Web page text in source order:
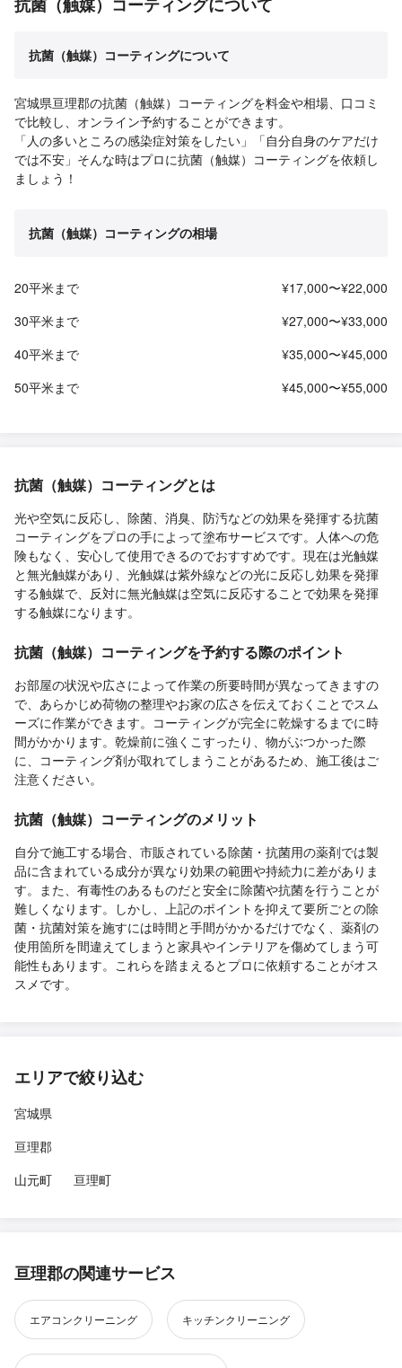
抗菌（触媒）コーティングについて
宮城県亘理郡の抗菌（触媒）コーティングを料金や相場、口コミ
で比較し、オンライン予約することができます。
「人の多いところの感染症対策をしたい」「自分自身のケアだけ
では不安」そんな時はプロに抗菌（触媒）コーティングを依頼し
ましょう！
抗菌（触媒）コーティングの相場
20平米まで
¥17,000〜¥22,000
30平米まで
¥27,000〜¥33,000
40平米まで
¥35,000〜¥45,000
50平米まで
¥45,000〜¥55,000
抗菌（触媒）コーティングとは
光や空気に反応し、除菌、消臭、防汚などの効果を発揮する抗菌
コーティングをプロの手によって塗布サービスです。人体への危
険もなく、安心して使用できるのでおすすめです。現在は光触媒
と無光触媒があり、光触媒は紫外線などの光に反応し効果を発揮
する触媒で、反対に無光触媒は空気に反応することで効果を発揮
する触媒になります。
抗菌（触媒）コーティングを予約する際のポイント
お部屋の状況や広さによって作業の所要時間が異なってきますの
で、あらかじめ荷物の整理やお家の広さを伝えておくことでスム
ーズに作業ができます。コーティングが完全に乾燥するまでに時
間がかかります。乾燥前に強くこすったり、物がぶつかった際
に、コーティング剤が取れてしまうことがあるため、施工後はご
注意ください。
抗菌（触媒）コーティングのメリット
自分で施工する場合、市販されている除菌・抗菌用の薬剤では製
品に含まれている成分が異なり効果の範囲や持続力に差がありま
す。また、有毒性のあるものだと安全に除菌や抗菌を行うことが
難しくなります。しかし、上記のポイントを抑えて要所ごとの除
菌・抗菌対策を施すには時間と手間がかかるだけでなく、薬剤の
使用箇所を間違えてしまうと家具やインテリアを傷めてしまう可
能性もあります。これらを踏まえるとプロに依頼することがオス
スメです。
エリアで絞り込む
宮城県
亘理郡
山元町
亘理町
亘理郡の関連サービス
エアコンクリーニング キッチンクリーニング